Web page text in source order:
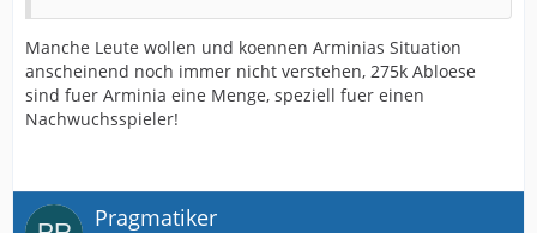
Manche Leute wollen und koennen Arminias Situation
anscheinend noch immer nicht verstehen, 275k Abloese
sind fuer Arminia eine Menge, speziell fuer einen
Nachwuchsspieler!
Pragmatiker